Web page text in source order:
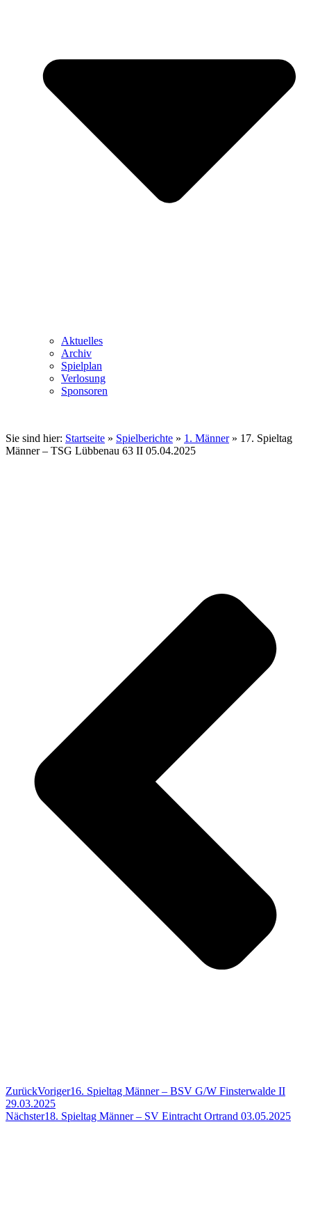
Aktuelles
Archiv
Spielplan
Verlosung
Sponsoren
Sie sind hier: Startseite » Spielberichte » 1. Männer» 17. Spieltag
Männer – TSG Lübbenau 63 II 05.04.2025
ZurückVoriger16. Spieltag Männer – BSV G/W Finsterwalde II
29.03.2025
Nächster18. Spieltag Männer – SV Eintracht Ortrand 03.05.2025